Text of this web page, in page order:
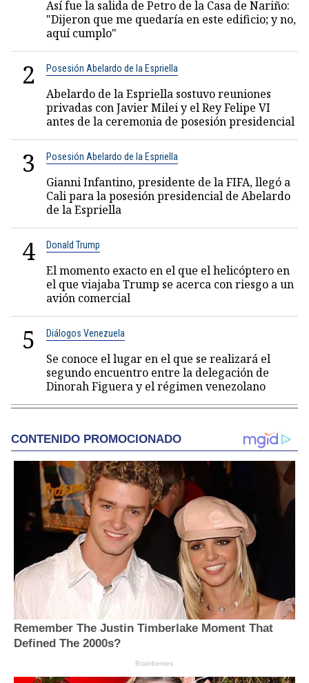
Así fue la salida de Petro de la Casa de Nariño:
"Dijeron que me quedaría en este edificio; y no,
aquí cumplo"
2 Posesión Abelardo de la Espriella
Abelardo de la Espriella sostuvo reuniones
privadas con Javier Milei y el Rey Felipe VI
antes de la ceremonia de posesión presidencial
3 Posesión Abelardo de la Espriella
Gianni Infantino, presidente de la FIFA, llegó a
Cali para la posesión presidencial de Abelardo
de la Espriella
4 Donald Trump
El momento exacto en el que el helicóptero en
el que viajaba Trump se acerca con riesgo a un
avión comercial
5 Diálogos Venezuela
Se conoce el lugar en el que se realizará el
segundo encuentro entre la delegación de
Dinorah Figuera y el régimen venezolano